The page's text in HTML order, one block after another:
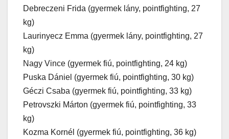
Debreczeni Frida (gyermek lány, pointfighting, 27
kg)
Laurinyecz Emma (gyermek lány, pointfighting, 27
kg)
Nagy Vince (gyermek fiú, pointfighting, 24 kg)
Puska Dániel (gyermek fiú, pointfighting, 30 kg)
Géczi Csaba (gyermek fiú, pointfighting, 33 kg)
Petrovszki Márton (gyermek fiú, pointfighting, 33
kg)
Kozma Kornél (gyermek fiú, pointfighting, 36 kg)